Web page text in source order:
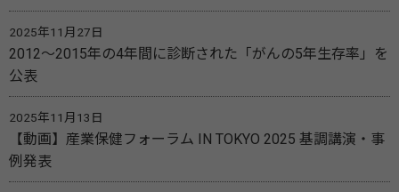
2025年11月27日
2012～2015年の4年間に診断された「がんの5年生存率」を
公表
2025年11月13日
【動画】産業保健フォーラム IN TOKYO 2025 基調講演・事
例発表